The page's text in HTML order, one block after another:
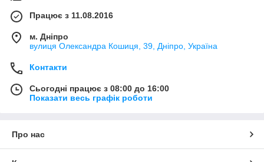
Працює з 11.08.2016
м. Дніпро
вулиця Олександра Кошиця, 39, Дніпро, Україна
Контакти
Сьогодні працює з 08:00 до 16:00
Показати весь графік роботи
Про нас